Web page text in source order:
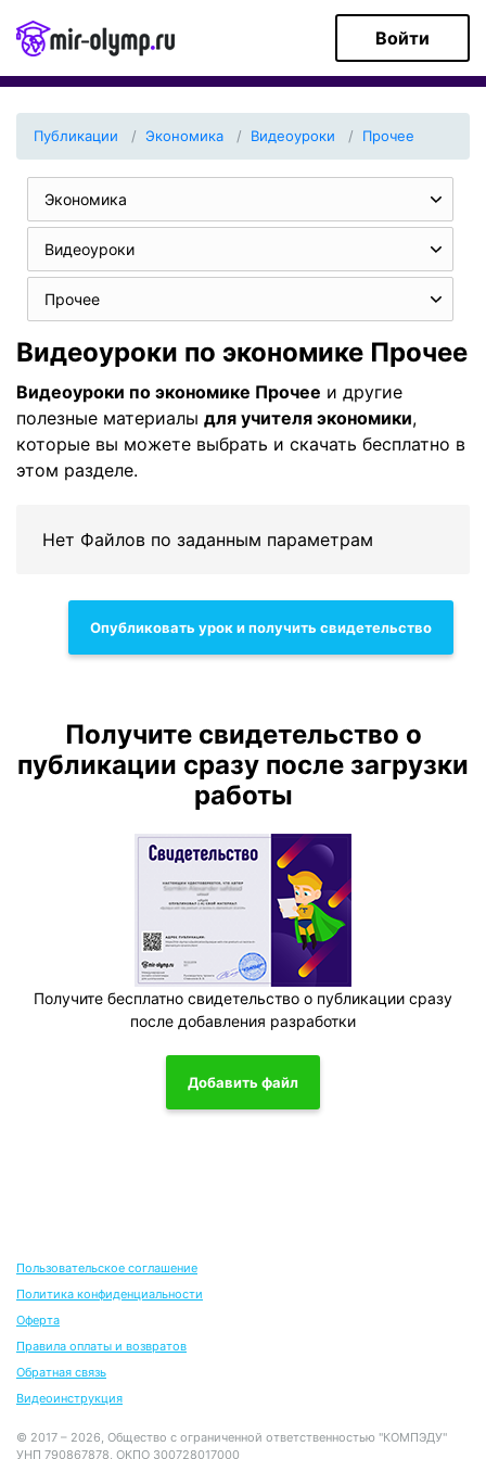
Войти
Публикации Экономика Видеоуроки Прочее
Экономика
Видеоуроки
Прочее
Видеоуроки по экономике Прочее
Видеоуроки по экономике Прочее и другие
полезные материалы для учителя экономики,
которые вы можете выбрать и скачать бесплатно в
этом разделе.
Нет Файлов по заданным параметрам
Опубликовать урок и получить свидетельство
Получите свидетельство о
публикации сразу после загрузки
работы
Получите бесплатно свидетельство о публикации сразу
после добавления разработки
Добавить файл
Пользовательское соглашение
Политика конфиденциальности
Оферта
Правила оплаты и возвратов
Обратная связь
Видеоинструкция
© 2017 – 2026, Общество с ограниченной ответственностью "КОМПЭДУ"
УНП 790867878, ОКПО 300728017000